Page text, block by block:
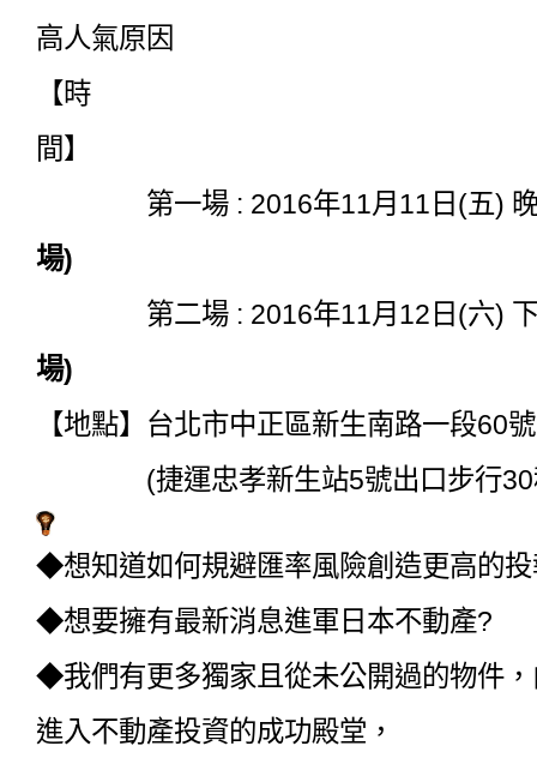
高人氣原因
【時
間
第一場 : 2016年11月11日(五) 晚
場)
第二場 : 2016年11月12日(六) 下
場)
【地點】台北市中正區新生南路一段60
(捷運忠孝新生站5號出口步行30
◆想知道如何規避匯率風險創造更高的
◆想要擁有最新消息進軍日本不動產?
◆我們有更多獨家且從未公開過的物件
進入不動產投資的成功殿堂，